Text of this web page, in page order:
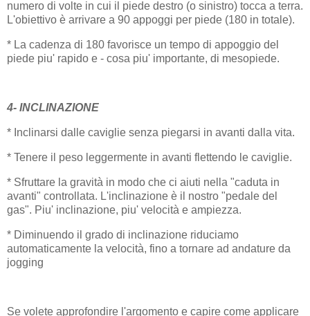
numero di volte in cui il piede destro (o sinistro) tocca a terra.
L'obiettivo è arrivare a 90 appoggi per piede (180 in totale).
* La cadenza di 180 favorisce un tempo di appoggio del
piede piu' rapido e - cosa piu' importante, di mesopiede.
4- INCLINAZIONE
* Inclinarsi dalle caviglie senza piegarsi in avanti dalla vita.
* Tenere il peso leggermente in avanti flettendo le caviglie.
* Sfruttare la gravità in modo che ci aiuti nella "caduta in
avanti" controllata. L'inclinazione è il nostro "pedale del
gas". Piu' inclinazione, piu' velocità e ampiezza.
* Diminuendo il grado di inclinazione riduciamo
automaticamente la velocità, fino a tornare ad andature da
jogging
Se volete approfondire l'argomento e capire come applicare